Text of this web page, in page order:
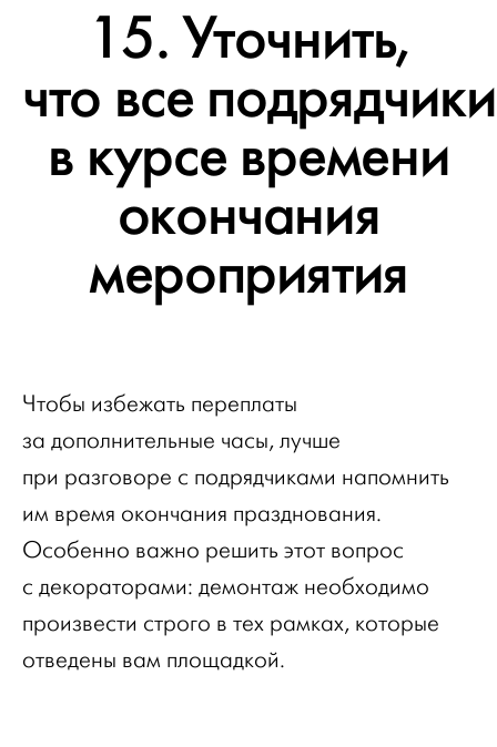
15. Уточнить,
что все подрядчики
в курсе времени
окончания
мероприятия
Чтобы избежать переплаты
за дополнительные часы, лучше
при разговоре с подрядчиками напомнить
им время окончания празднования.
Особенно важно решить этот вопрос
с декораторами: демонтаж необходимо
произвести строго в тех рамках, которые
отведены вам площадкой.